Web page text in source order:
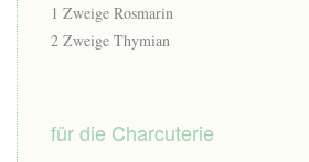
1 Zweige Rosmarin
2 Zweige Thymian
für die Charcuterie